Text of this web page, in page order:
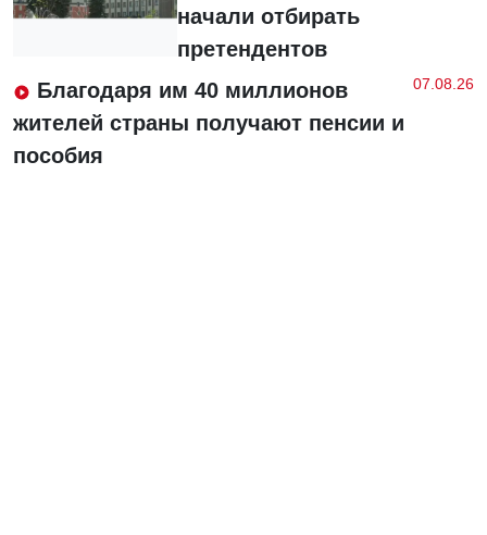
начали отбирать
претендентов
Благодаря им 40 миллионов
жителей страны получают пенсии и
пособия
07.08.26